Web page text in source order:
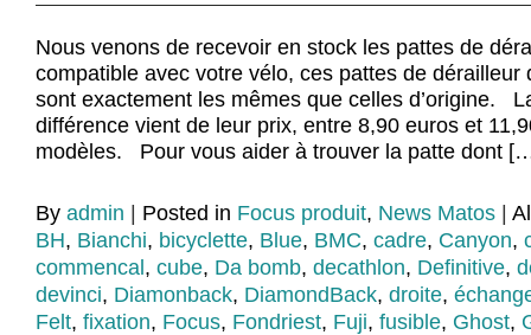
Nous venons de recevoir en stock les pattes de
compatible avec votre vélo, ces pattes de dérailleur
sont exactement les mêmes que celles d’origine.
différence vient de leur prix, entre 8,90 euros et
modèles. Pour vous aider à trouver la patte dont
By admin Posted in Focus produit, News Matos
BH, Bianchi, bicyclette, Blue, BMC, cadre, Canyon,
commencal , cube, Da bomb, decathlon, Definitive,
devinci, Diamonback, DiamondBack, droite,
Felt, fixation, Focus, Fondriest, Fuji, fusible, Ghost,